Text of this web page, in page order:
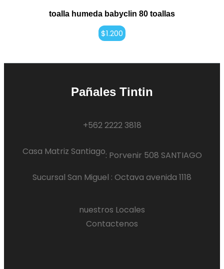
toalla humeda babyclin 80 toallas
$1.200
Pañales Tintin
+562 2222 3818
Casa Matriz Santiago: Porvenir 508 SANTIAGO
Sucursal San Miguel : Octava avenida 1118
nuestros Locales
Contactenos